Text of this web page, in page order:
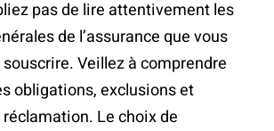
pas de lire attentivement les
de l’assurance que vous
Veillez à comprendre
obligations, exclusions et
Le choix de